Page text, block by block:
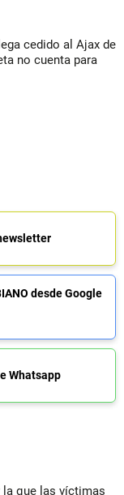
cedido al Ajax de
no cuenta para
desde Google
Whatsapp
la que las víctimas